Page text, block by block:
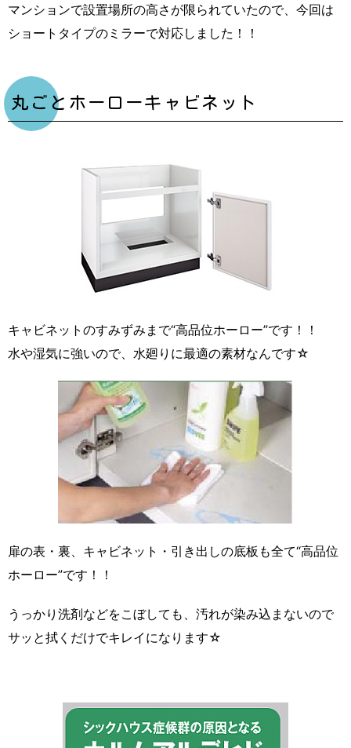
マンションで設置場所の高さが限られていたので、今回は
ショートタイプのミラーで対応しました！！
丸ごとホーローキャビネット
キャビネットのすみずみまで“高品位ホーロー”です！！
水や湿気に強いので、水廻りに最適の素材なんです☆
扉の表・裏、キャビネット・引き出しの底板も全て“高品位
ホーロー”です！！
うっかり洗剤などをこぼしても、汚れが染み込まないので
サッと拭くだけでキレイになります☆